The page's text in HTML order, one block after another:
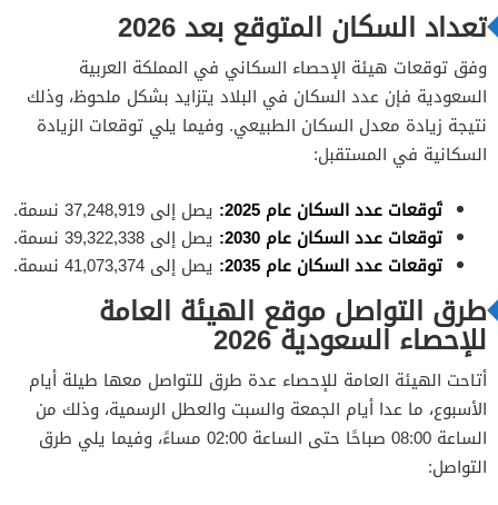
تعداد السكان المتوقع بعد 2026
وفق توقعات هيئة الإحصاء السكاني في المملكة العربية
السعودية فإن عدد السكان في البلاد يتزايد بشكل ملحوظ، وذلك
نتيجة زيادة معدل السكان الطبيعي. وفيما يلي توقعات الزيادة
السكانية في المستقبل:
تَوقعات عدد السكان عام 2025:
يصل إلى 37,248,919 نسمة.
توقعات عدد السكان عام 2030:
يصل إلى 39,322,338 نسمة.
توقعات عدد السكان عام 2035:
يصل إلى 41,073,374 نسمة.
طرق التواصل موقع الهيئة العامة
للإحصاء السعودية 2026
أتاحت الهيئة العامة للإحصاء عدة طرق للتواصل معها طيلة أيام
الأسبوع، ما عدا أيام الجمعة والسبت والعطل الرسمية، وذلك من
الساعة 08:00 صباحًا حتى الساعة 02:00 مساءً، وفيما يلي طرق
التواصل: